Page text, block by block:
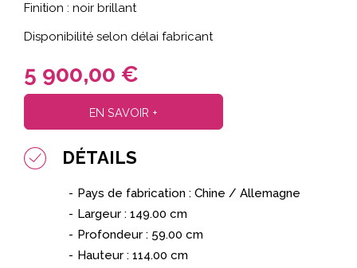
Finition : noir brillant
Disponibilité selon délai fabricant
5 900,00 €
EN SAVOIR +
DÉTAILS
Pays de fabrication : Chine / Allemagne
Largeur : 149.00 cm
Profondeur : 59.00 cm
Hauteur : 114.00 cm